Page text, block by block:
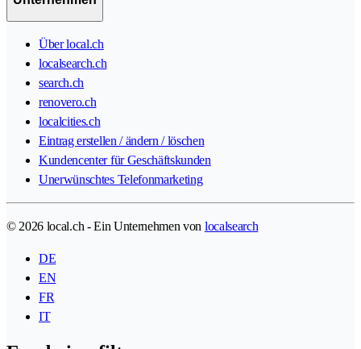
Über local.ch
localsearch.ch
search.ch
renovero.ch
localcities.ch
Eintrag erstellen / ändern / löschen
Kundencenter für Geschäftskunden
Unerwünschtes Telefonmarketing
© 2026 local.ch - Ein Unternehmen von localsearch
DE
EN
FR
IT